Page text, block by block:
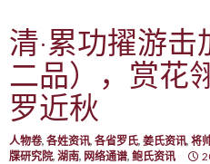
清·累功擢游
二品），赏花
罗近秋
人物卷, 各姓资讯, 各省罗氏, 姜氏资讯, 将
牒研究院, 湖南, 网络通谱, 鲍氏资讯